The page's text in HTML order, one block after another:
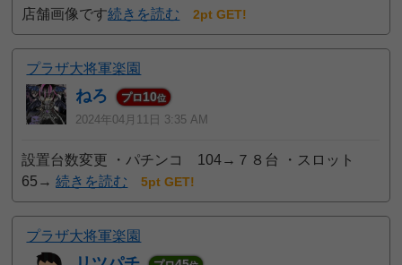
店舗画像です続きを読む 2pt GET!
プラザ大将軍楽園
ねろ プロ10位
2024年04月11日 3:35 AM
設置台数変更 ・パチンコ 104→７８台 ・スロット
65→続きを読む 5pt GET!
プラザ大将軍楽園